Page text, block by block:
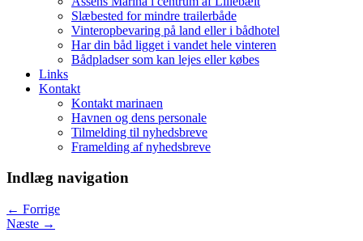
Slæbested for mindre trailerbåde
Vinteropbevaring på land eller i bådhotel
Har din båd ligget i vandet hele vinteren
Bådpladser som kan lejes eller købes
Links
Kontakt
Kontakt marinaen
Havnen og dens personale
Tilmelding til nyhedsbreve
Framelding af nyhedsbreve
Indlæg navigation
← Forrige
Næste →